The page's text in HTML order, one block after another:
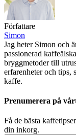
Författare
Simon
Jag heter Simon och
passionerad
bryggmetoder till
erfarenheter och tips,
kaffe.
Prenumerera på
Få de bästa
din inkorg.